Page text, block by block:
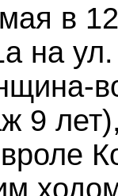
в
на ул.
9